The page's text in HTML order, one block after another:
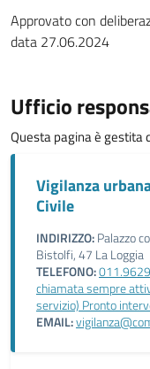
Approvato con
data 27.06.2024
Ufficio
Questa pagina è gestita
Vigilanza
Civile
INDIRIZZO:Palazzo
Bistolfi, 47 La Loggia
TELEFONO:
chiamata sempre
servizio) Pronto
EMAIL: